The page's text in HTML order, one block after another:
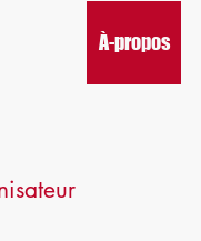
À-propos